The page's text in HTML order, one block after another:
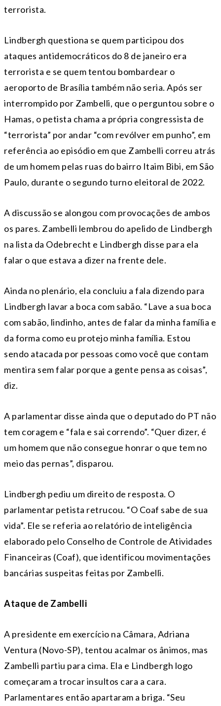
terrorista.
Lindbergh questiona se quem participou dos
ataques antidemocráticos do 8 de janeiro era
terrorista e se quem tentou bombardear o
aeroporto de Brasília também não seria. Após ser
interrompido por Zambelli, que o perguntou sobre o
Hamas, o petista chama a própria congressista de
“terrorista” por andar “com revólver em punho”, em
referência ao episódio em que Zambelli correu atrás
de um homem pelas ruas do bairro Itaim Bibi, em São
Paulo, durante o segundo turno eleitoral de 2022.
A discussão se alongou com provocações de ambos
os pares. Zambelli lembrou do apelido de Lindbergh
na lista da Odebrecht e Lindbergh disse para ela
falar o que estava a dizer na frente dele.
Ainda no plenário, ela concluiu a fala dizendo para
Lindbergh lavar a boca com sabão. “Lave a sua boca
com sabão, lindinho, antes de falar da minha família e
da forma como eu protejo minha família. Estou
sendo atacada por pessoas como você que contam
mentira sem falar porque a gente pensa as coisas”,
diz.
A parlamentar disse ainda que o deputado do PT não
tem coragem e “fala e sai correndo”. “Quer dizer, é
um homem que não consegue honrar o que tem no
meio das pernas”, disparou.
Lindbergh pediu um direito de resposta. O
parlamentar petista retrucou. “O Coaf sabe de sua
vida”. Ele se referia ao relatório de inteligência
elaborado pelo Conselho de Controle de Atividades
Financeiras (Coaf), que identificou movimentações
bancárias suspeitas feitas por Zambelli.
Ataque de Zambelli
A presidente em exercício na Câmara, Adriana
Ventura (Novo-SP), tentou acalmar os ânimos, mas
Zambelli partiu para cima. Ela e Lindbergh logo
começaram a trocar insultos cara a cara.
Parlamentares então apartaram a briga. “Seu